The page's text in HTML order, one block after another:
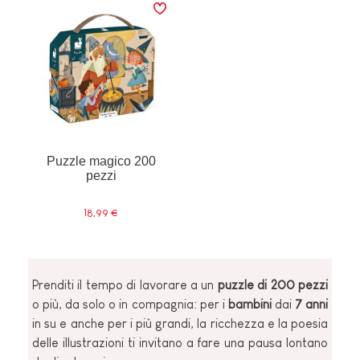
Puzzle magico 200
pezzi
18,99 €
Prenditi il tempo di lavorare a un puzzle di 200 pezzi
o più, da solo o in compagnia: per i bambinidai 7 anni
in su e anche per i più grandi, la ricchezza e la poesia
delle illustrazioni ti invitano a fare una pausa lontano